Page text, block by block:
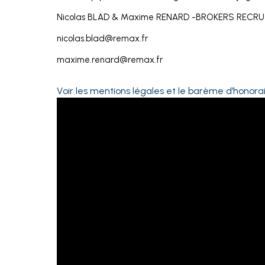
Nicolas BLAD & Maxime RENARD -BROKERS
nicolas.blad@remax.fr
maxime.renard@remax.fr
Voir les mentions légales et le barème